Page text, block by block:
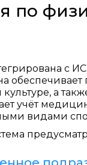
по
с ИС
а
учёт
видами